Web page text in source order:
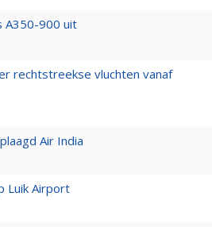
A350-900 uit
rechtstreekse vluchten vanaf
Air India
Luik Airport